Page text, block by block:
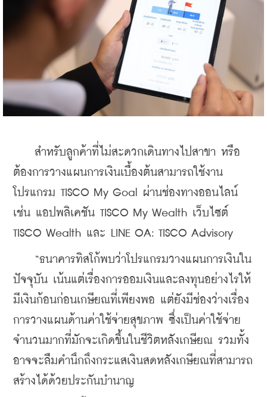
สำหรับลูกค้าที่ไม่สะดวกเดินทางไปสาขา หรือ
ต้องการวางแผนการเงินเบื้องต้นสามารถใช้งาน
โปรแกรม TISCO My Goal ผ่านช่องทางออนไลน์
เช่น แอปพลิเคชัน TISCO My Wealth เว็บไซต์
TISCO Wealth และ LINE OA: TISCO Advisory
“ธนาคารทิสโก้พบว่าโปรแกรมวางแผนการเงินใน
ปัจจุบัน เน้นแต่เรื่องการออมเงินและลงทุนอย่างไรให้
มีเงินก้อนก่อนเกษียณที่เพียงพอ แต่ยังมีช่องว่างเรื่อง
การวางแผนด้านค่าใช้จ่ายสุขภาพ ซึ่งเป็นค่าใช้จ่าย
จำนวนมากที่มักจะเกิดขึ้นในชีวิตหลังเกษียณ รวมทั้ง
อาจจะลืมคำนึกถึงกระแสเงินสดหลังเกษียณที่สามารถ
สร้างได้ด้วยประกันบำนาญ